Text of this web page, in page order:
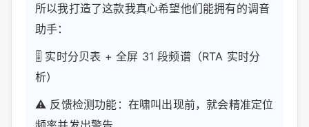
所以我打造了这款我真心希望他们能拥有的调音
助手：
🎚️ 实时分贝表 + 全屏 31 段频谱（RTA 实时分
析）
⚠️ 反馈检测功能：在啸叫出现前，就会精准定位